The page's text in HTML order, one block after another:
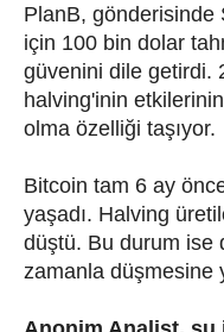
PlanB, gönderisinde
için 100 bin dolar
güvenini dile getirdi.
halving'inin
olma özelliği taşıyor.
Bitcoin tam 6 ay
yaşadı. Halving
düştü. Bu durum ise
zamanla düşmesine